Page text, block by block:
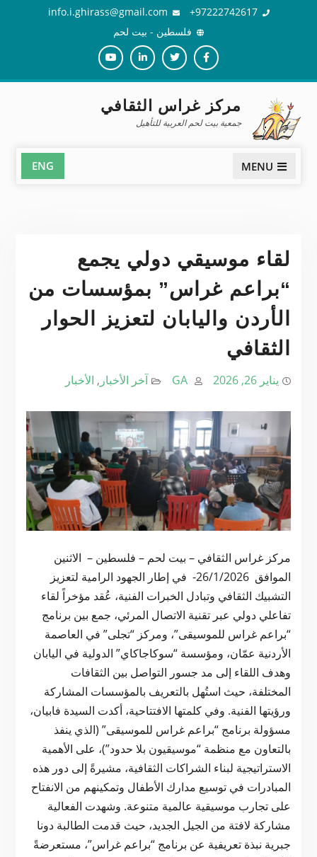
97222742617+
info.i.ghirass@gmail.com
فلسطين - بيت لحم
مركز غراس الثقافي
جمعية بيت لحم العربية للتأهيل
MENU
ENG
لقاء موسيقي دولي يجمع
“براعم غراس” بمؤسسات من
الأردن واليابان لتعزيز الحوار
الثقافي
يناير 26, 2026 GA آخر الأخبار , الأخبار
مركز غراس الثقافي – بيت لحم – فلسطين – الاثنين
الموافق 26/1/2026- في إطار الجهود الرامية لتعزيز
التشبيك الثقافي وتبادل الخبرات الفنية، عُقد مؤخراً لقاء
تفاعلي دولي عبر تقنية الاتصال المرئي، جمع بين برنامج
“براعم غراس للموسيقى”، ومركز “تجلى” في العاصمة
الأردنية عمّان، ومؤسسة “سوكاجاكاي” الدولية في اليابان
وهدف اللقاء إلى مد جسور التواصل بين الثقافات
المختلفة، حيث استُهل بالتعريف بالمؤسسات المشاركة
ورؤيتها الفنية. وفي كلمتها الافتتاحية، أكدت السيدة فابيان،
مسؤولة برنامج “براعم غراس للموسيقى” (الذي ينفذ
بالتعاون مع منظمة “موسيقيون بلا حدود”)، على الأهمية
الاستراتيجية لبناء الشراكات الثقافية، مشيرةً إلى دور هذه
المبادرات في توسيع مدارك الأطفال وتمكينهم من الانفتاح
على تجارب موسيقية عالمية متنوعة. وشهدت الفعالية
مشاركة لافتة من الجيل الجديد، حيث قدمت الطالبة دونا
جبرية نبذة تعريفية عن برنامج “براعم غراس”، مستعرضةً